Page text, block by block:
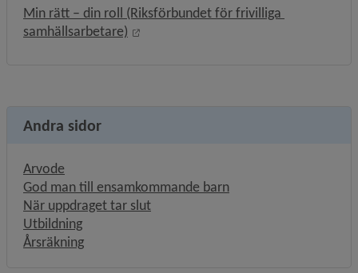
Min rätt – din roll (Riksförbundet för frivilliga
samhällsarbetare)
Länk till annan webbplats, öppnas i
Andra sidor
Arvode
God man till ensamkommande barn
När uppdraget tar slut
Utbildning
Årsräkning